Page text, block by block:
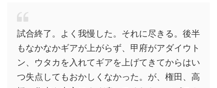
試合終了。よく我慢した。それに尽きる。後半
もなかなかギアが上がらず、甲府がアダイウト
ン、ウタカを入れてギアを上げてきてからはい
つ失点してもおかしくなかった。が、権田、高